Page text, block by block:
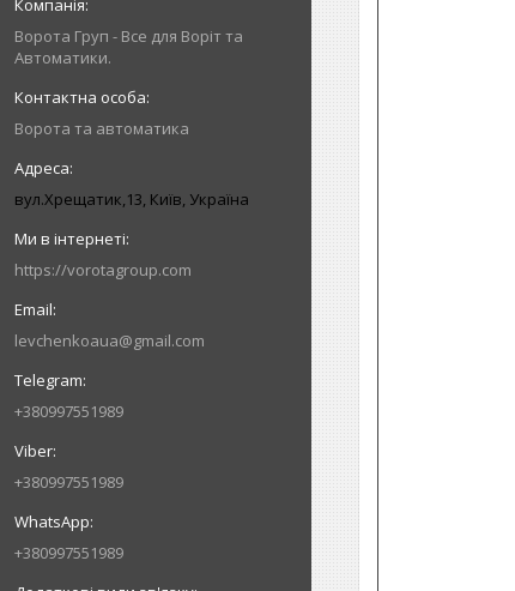
Ворота Груп - Все для Воріт та
Автоматики.
Ворота та автоматика
вул.Хрещатик,13, Київ, Україна
https://vorotagroup.com
levchenkoaua@gmail.com
+380997551989
+380997551989
+380997551989